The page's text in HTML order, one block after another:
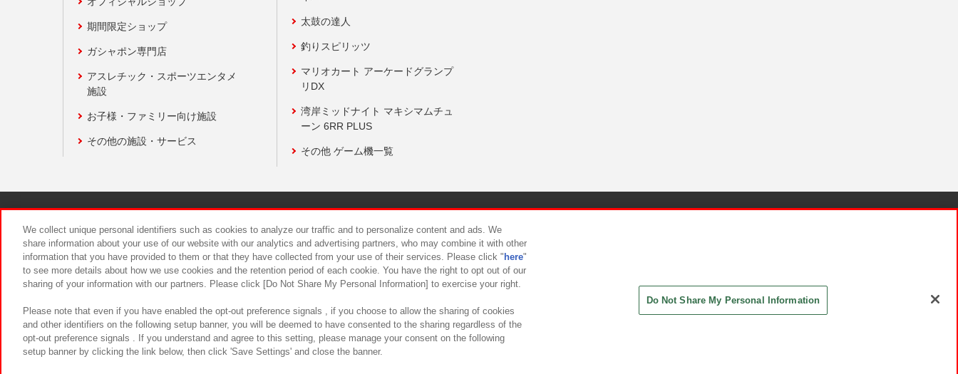
期間限定ショップ
ガシャポン専門店
アスレチック・スポーツエンタメ
施設
お子様・ファミリー向け施設
その他の施設・サービス
太鼓の達人
釣りスピリッツ
マリオカート アーケードグランプ
リDX
湾岸ミッドナイト マキシマムチュ
ーン 6RR PLUS
その他 ゲーム機一覧
食品のご提供について カスタマーハラスメント対応方針
We collect unique personal identifiers such as cookies to analyze our traffic and to personalize content and ads. We
share information about your use of our website with our analytics and advertising partners, who may combine it with other
information that you have provided to them or that they have collected from your use of their services. Please click " here"
to see more details about how we use cookies and the retention period of each cookie. You have the right to opt out of our
sharing of your information with our partners. Please click [Do Not Share My Personal Information] to exercise your right.
Please note that even if you have enabled the opt-out preference signals , if you choose to allow the sharing of cookies
and other identifiers on the following setup banner, you will be deemed to have consented to the sharing regardless of the
opt-out preference signals . If you understand and agree to this setting, please manage your consent on the following
setup banner by clicking the link below, then click 'Save Settings' and close the banner.
Do Not Share My Personal Information